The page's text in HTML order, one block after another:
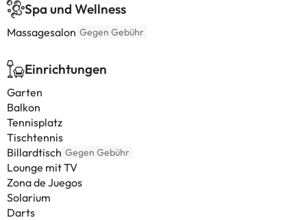
Spa und Wellness
Massagesalon Gegen Gebühr
Einrichtungen
Garten
Balkon
Tennisplatz
Tischtennis
Billardtisch Gegen Gebühr
Lounge mit TV
Zona de Juegos
Solarium
Darts